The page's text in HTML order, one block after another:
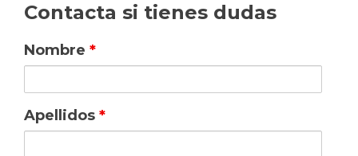
Contacta si tienes dudas
Nombre *
Apellidos *